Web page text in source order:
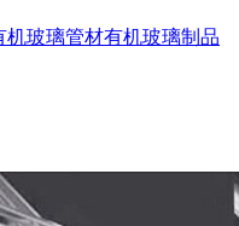
机玻璃管材有机玻璃制品